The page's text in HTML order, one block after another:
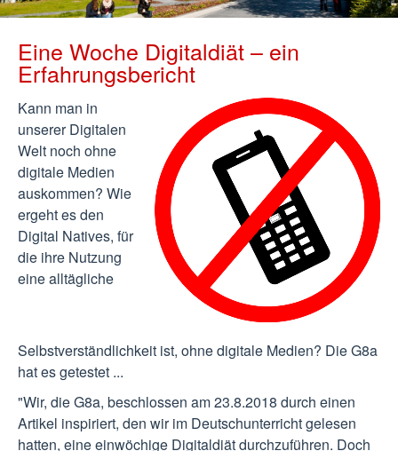
Eine Woche Digitaldiät – ein
Erfahrungsbericht
Kann man in
unserer Digitalen
Welt noch ohne
digitale Medien
auskommen? Wie
ergeht es den
Digital Natives, für
die ihre Nutzung
eine alltägliche
Selbstverständlichkeit ist, ohne digitale Medien? Die G8a
hat es getestet ...
"Wir, die G8a, beschlossen am 23.8.2018 durch einen
Artikel inspiriert, den wir im Deutschunterricht gelesen
hatten, eine einwöchige Digitaldiät durchzuführen. Doch